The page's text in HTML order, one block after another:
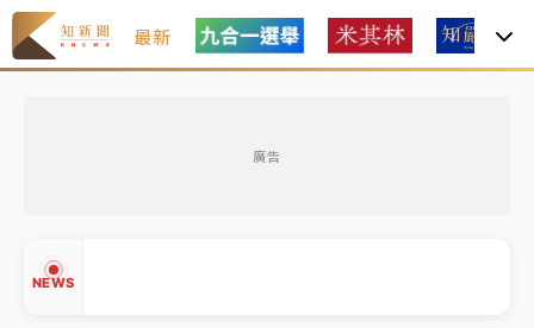
最新
廣告
NEWS
知名婚紗「韓國藝匠」驚傳無預警倒閉！北市消保官急
赴門市：已接獲10件申訴